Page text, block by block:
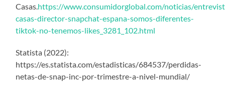
Casas.https://www.consumidorglobal.com/noticias/
casas-director-snapchat-espana-somos-diferentes-
tiktok-no-tenemos-likes_3281_102.html
Statista (2022):
https://es.statista.com/estadisticas/684537/perdidas-
netas-de-snap-inc-por-trimestre-a-nivel-mundial/